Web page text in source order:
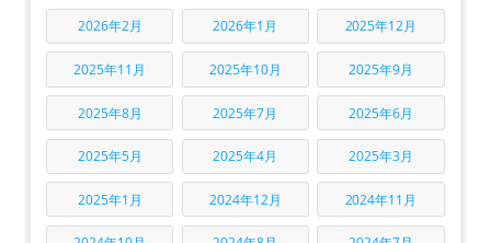
2026年2月 2026年1月 2025年12月
2025年11月 2025年10月 2025年9月
2025年8月 2025年7月 2025年6月
2025年5月 2025年4月 2025年3月
2025年1月 2024年12月 2024年11月